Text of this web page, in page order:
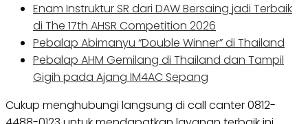
Enam Instruktur SR dari DAW Bersaing jadi Terbaik
di The 17th AHSR Competition 2026
Pebalap Abimanyu “Double Winner” di Thailand
Pebalap AHM Gemilang di Thailand dan Tampil
Gigih pada Ajang IM4AC Sepang
Cukup menghubungi langsung di call canter 0812-